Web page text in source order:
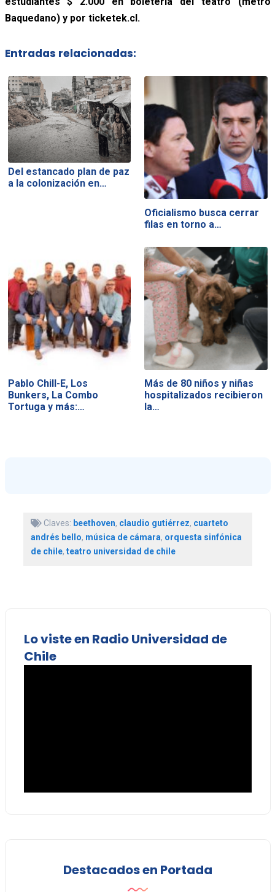
Baquedano) y por ticketek.cl.
Entradas relacionadas:
Del estancado plan de paz
a la colonización en…
Oficialismo busca cerrar
filas en torno a…
Pablo Chill-E, Los
Bunkers, La Combo
Tortuga y más:…
Más de 80 niños y niñas
hospitalizados recibieron
la…
Claves: beethoven, claudio gutiérrez, cuarteto
andrés bello, música de cámara, orquesta sinfónica
de chile, teatro universidad de chile
Lo viste en Radio Universidad de
Chile
Destacados en Portada